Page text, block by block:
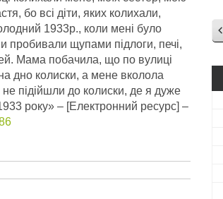
бо всі діти, яких колихали,
1933р., коли мені було
пробивали щупами підлоги, печі,
Мама побачила, що по вулиці
дно колиски, а мене вколола
підійшли до колиски, де я дуже
року» – [Електронний ресурс] –